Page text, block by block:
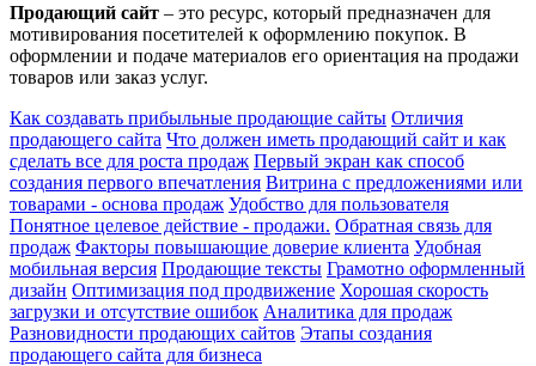
Продающий сайт – это ресурс, который предназначен для
мотивирования посетителей к оформлению покупок. В
оформлении и подаче материалов его ориентация на продажи
товаров или заказ услуг.
Как создавать прибыльные продающие сайты Отличия
продающего сайта Что должен иметь продающий сайт и как
сделать все для роста продаж Первый экран как способ
создания первого впечатления Витрина с предложениями или
товарами - основа продаж Удобство для пользователя
Понятное целевое действие - продажи. Обратная связь для
продаж Факторы повышающие доверие клиента Удобная
мобильная версия Продающие тексты Грамотно оформленный
дизайн Оптимизация под продвижение Хорошая скорость
загрузки и отсутствие ошибок Аналитика для продаж
Разновидности продающих сайтов Этапы создания
продающего сайта для бизнеса